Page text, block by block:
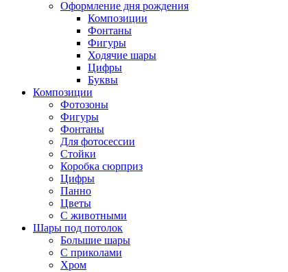
Оформление дня рождения
Композиции
Фонтаны
Фигуры
Ходячие шары
Цифры
Буквы
Композиции
Фотозоны
Фигуры
Фонтаны
Для фотосессии
Стойки
Коробка сюрприз
Цифры
Панно
Цветы
С животными
Шары под потолок
Большие шары
С приколами
Хром